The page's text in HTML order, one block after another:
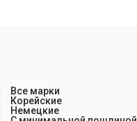
Все марки
Корейские
Немецкие